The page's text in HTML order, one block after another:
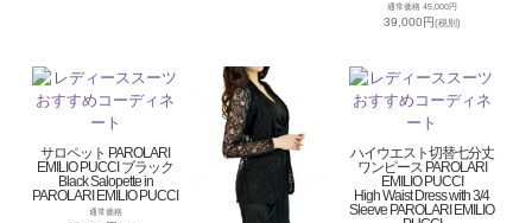
通常価格 45,000円
39,000円(税別)
サロペット PAROLARI
EMILIO PUCCI ブラック
Black Salopette in
PAROLARI EMILIO PUCCI
通常価格
ハイウエスト切替七分丈
ワンピース PAROLARI
EMILIO PUCCI
High Waist Dress with 3/4
Sleeve PAROLARI EMILIO